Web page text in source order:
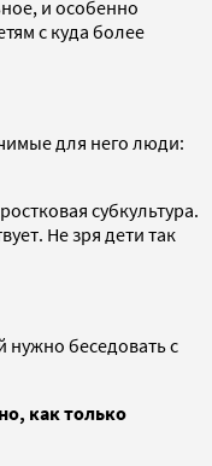
и особенно
с куда более
для него люди:
субкультура.
Не зря дети так
нужно беседовать с
как только